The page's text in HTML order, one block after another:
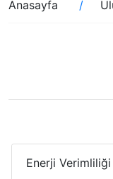
içeriğe
yolu
Anasayfa
Enerji Verimliliği